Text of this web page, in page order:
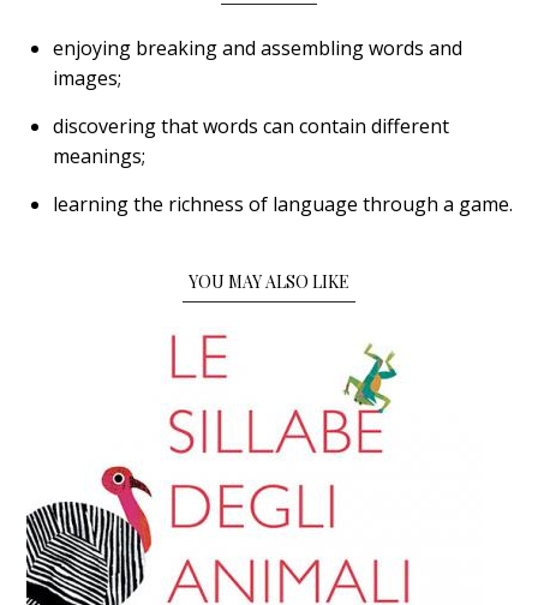
enjoying breaking and assembling words and
images;
discovering that words can contain different
meanings;
learning the richness of language through a game.
YOU MAY ALSO LIKE